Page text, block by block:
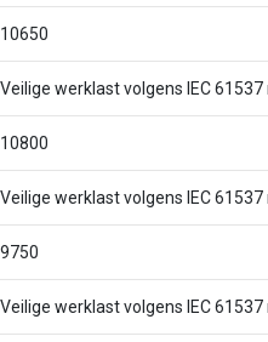
10650
Veilige werklast volgens IEC
10800
Veilige werklast volgens IEC
9750
Veilige werklast volgens IEC